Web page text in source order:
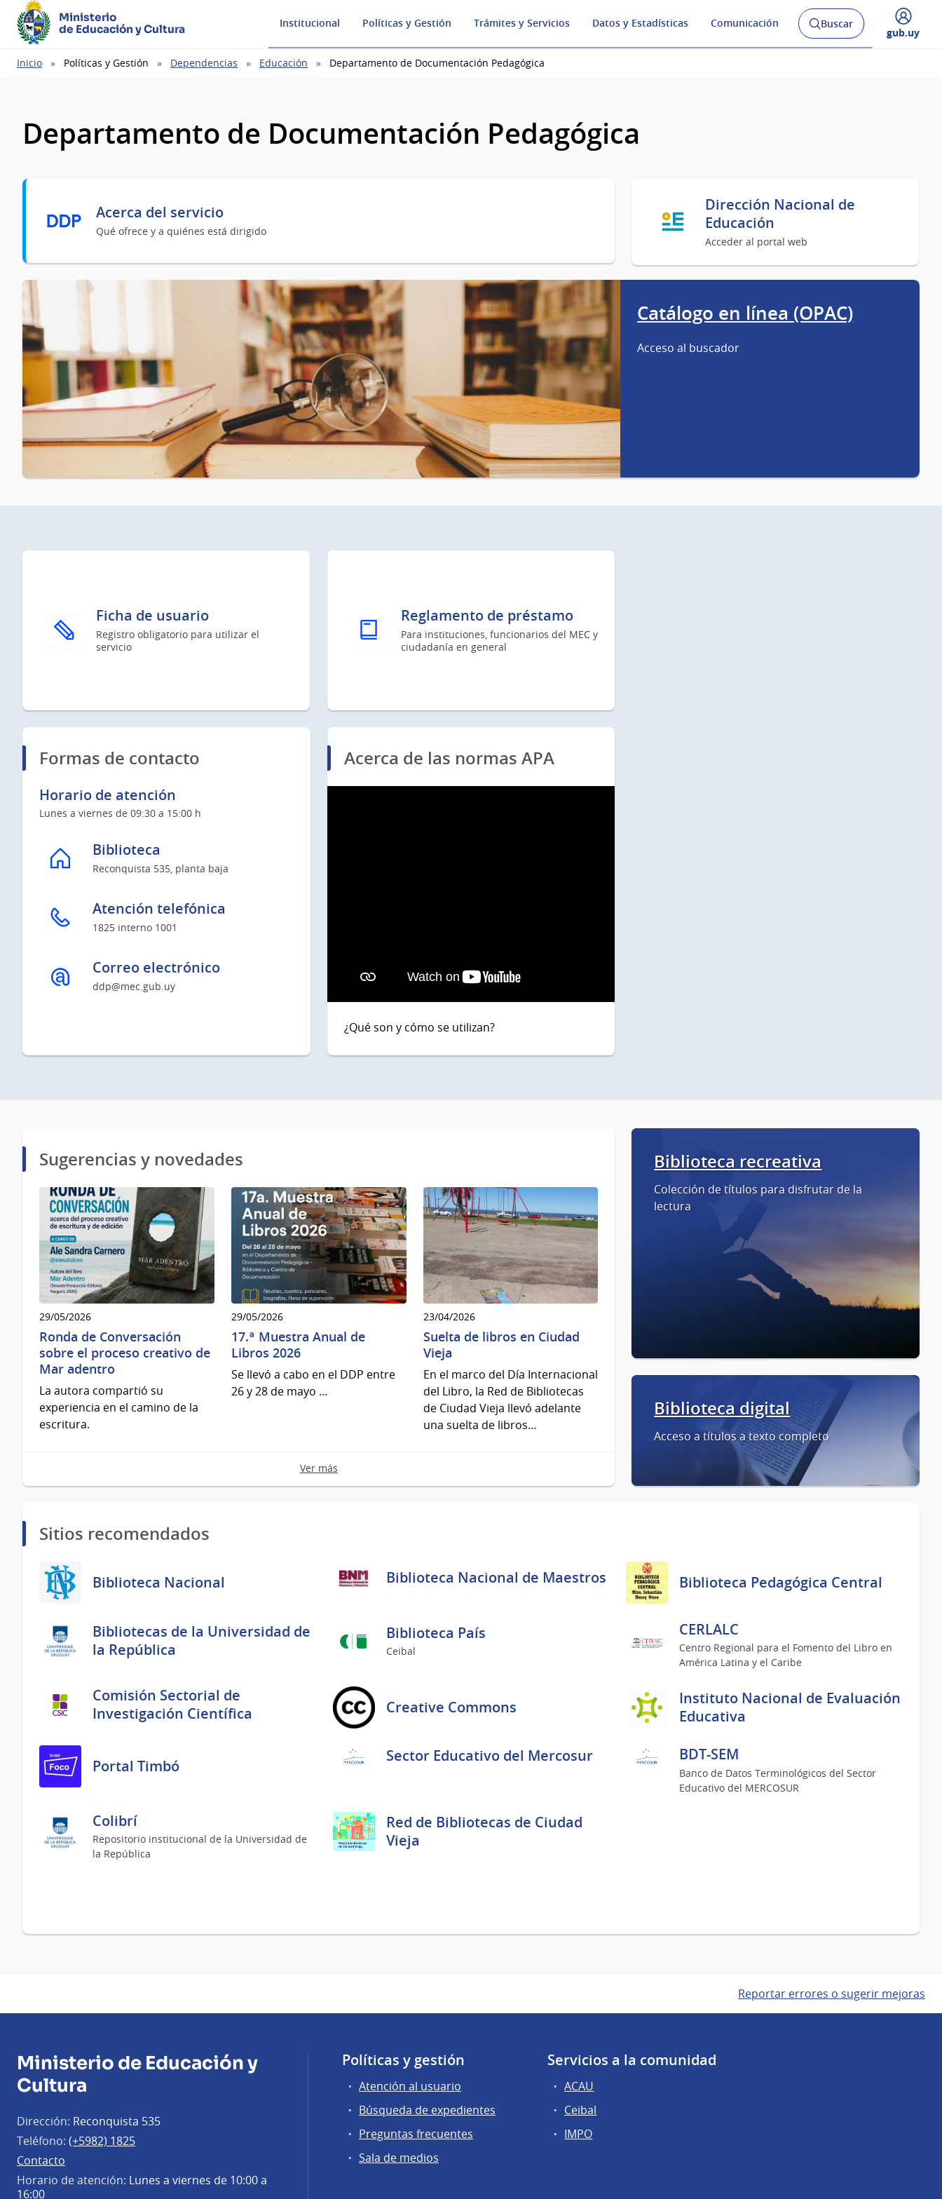
Ministerio
de Educación y Cultura
Institucional Políticas y Gestión Trámites y Servicios Datos y Estadísticas Comunicación
Abrir
buscador
Buscar
Desplegar
gub.uy
Ruta
Inicio Políticas y Gestión Dependencias Educación Departamento de Documentación Pedagógica
Departamento de Documentación Pedagógica
Acerca del servicio
Qué ofrece y a quiénes está dirigido
Dirección Nacional de
Educación
Acceder al portal web
Catálogo en línea (OPAC)
Acceso al buscador
Ficha de usuario
Registro obligatorio para utilizar el
servicio
Formas de contacto
Horario de atención
Lunes a viernes de 09:30 a 15:00 h
Biblioteca
Reconquista 535, planta baja
Atención telefónica
1825 interno 1001
Correo electrónico
ddp@mec.gub.uy
Reglamento de préstamo
Para instituciones, funcionarios del MEC y
ciudadanía en general
Acerca de las normas APA
¿Qué son y cómo se utilizan?
Sugerencias y novedades
29/05/2026
Ronda de Conversación
sobre el proceso creativo de
Mar adentro
La autora compartió su
experiencia en el camino de la
escritura.
29/05/2026
17.ª Muestra Anual de
Libros 2026
Se llevó a cabo en el DDP entre
26 y 28 de mayo …
23/04/2026
Suelta de libros en Ciudad
Vieja
En el marco del Día Internacional
del Libro, la Red de Bibliotecas
de Ciudad Vieja llevó adelante
una suelta de libros…
Ver más
Biblioteca recreativa
Colección de títulos para disfrutar de la
lectura
Biblioteca digital
Acceso a títulos a texto completo
Sitios recomendados
Biblioteca Nacional Biblioteca Nacional de Maestros Biblioteca Pedagógica Central
Bibliotecas de la Universidad de
la República
Biblioteca País
Ceibal
CERLALC
Centro Regional para el Fomento del Libro en
América Latina y el Caribe
Comisión Sectorial de
Investigación Científica
Creative Commons
Instituto Nacional de Evaluación
Educativa
Portal Timbó
Sector Educativo del Mercosur BDT-SEM
Banco de Datos Terminológicos del Sector
Educativo del MERCOSUR
Colibrí
Repositorio institucional de la Universidad de
la República
Red de Bibliotecas de Ciudad
Vieja
Reportar errores o sugerir mejoras
Ministerio de Educación y
Cultura
Dirección: Reconquista 535
Teléfono: (+5982) 1825
Contacto
Horario de atención: Lunes a viernes de 10:00 a
16:00
Políticas y gestión
Atención al usuario
Búsqueda de expedientes
Preguntas frecuentes
Sala de medios
Servicios a la comunidad
ACAU
Ceibal
IMPO